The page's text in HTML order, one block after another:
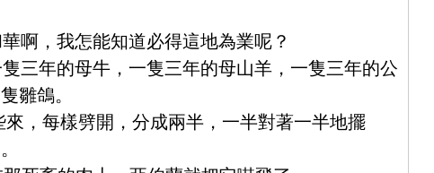
啊，我怎能知道必得這地為業呢？
三年的母牛，一隻三年的母山羊，一隻三年的公
雛鴿。
來，每樣劈開，分成兩半，一半對著一半地擺